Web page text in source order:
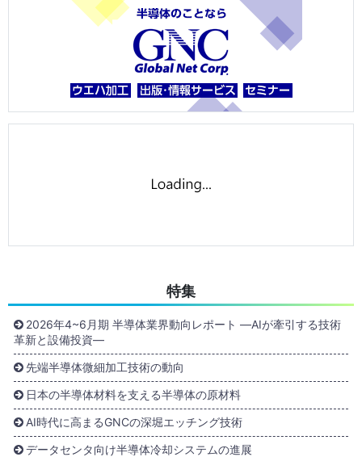
特集
2026年4~6月期 半導体業界動向レポート ―AIが牽引する技術
革新と設備投資―
先端半導体微細加工技術の動向
日本の半導体材料を支える半導体の原材料
AI時代に高まるGNCの深堀エッチング技術
データセンタ向け半導体冷却システムの進展